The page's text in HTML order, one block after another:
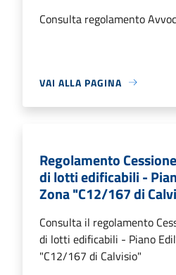
Consulta regolamento
VAI ALLA PAGINA
Regolamento
di lotti edificabili -
Zona "C12/167 di
Consulta il regolamento
di lotti edificabili - Piano
"C12/167 di Calvisio"